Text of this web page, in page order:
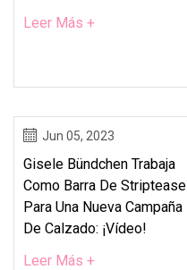
Leer Más +
Jun 05, 2023
Gisele Bündchen Trabaja
Como Barra De Striptease
Para Una Nueva Campaña
De Calzado: ¡vídeo!
Leer Más +